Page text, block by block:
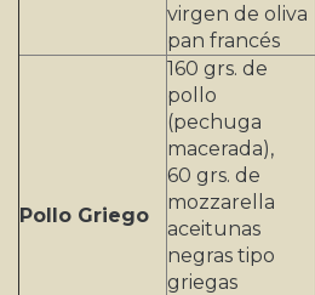
virgen de oliva
pan francés
Pollo Griego
160 grs. de
pollo
(pechuga
macerada),
60 grs. de
mozzarella
aceitunas
negras tipo
griegas